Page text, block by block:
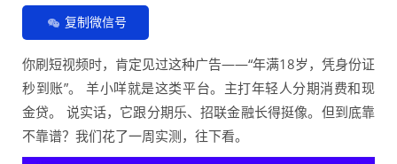
复制微信号
你刷短视频时，肯定见过这种广告——“年满18岁，凭身份证
秒到账”。 羊小咩就是这类平台。主打年轻人分期消费和现
金贷。 说实话，它跟分期乐、招联金融长得挺像。但到底靠
不靠谱？我们花了一周实测，往下看。